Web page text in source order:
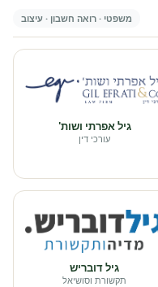
משפטי · רואה חשבון · עיצוב
גיל אפרתי ושות'
עורכי דין
גיל דובריש
תקשורת וסושיאל